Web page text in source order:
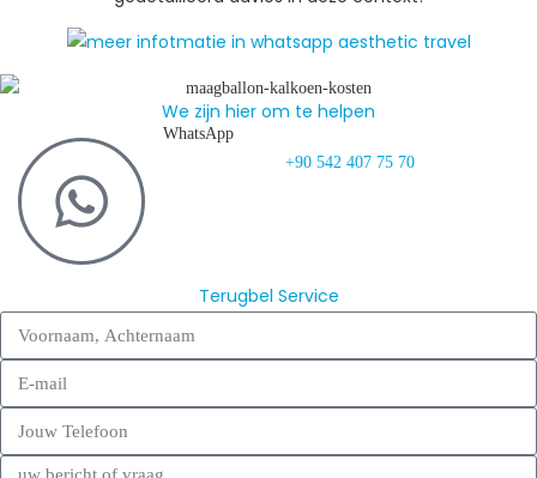
We zijn hier om te helpen
WhatsApp
+90 542 407 75 70
Terugbel Service